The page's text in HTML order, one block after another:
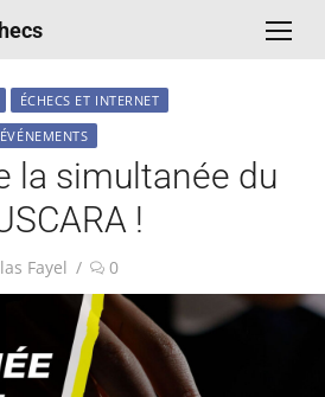
ÉCHECS ET INTERNET
ÉVÉNEMENTS
la simultanée du
!
autrice
Fayel 0